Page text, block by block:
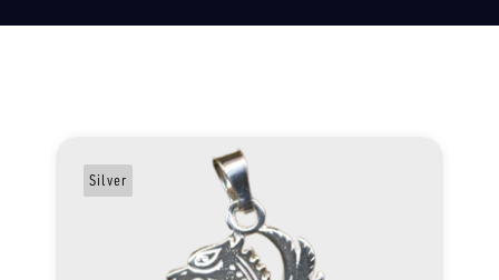
Silver